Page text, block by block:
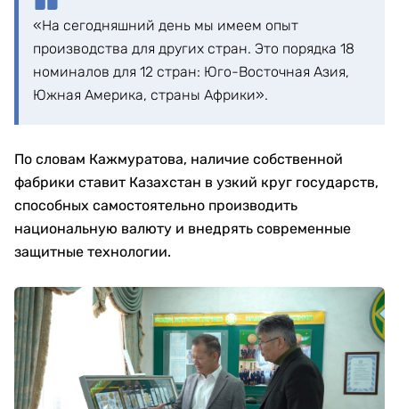
«На сегодняшний день мы имеем опыт
производства для других стран. Это порядка 18
номиналов для 12 стран: Юго-Восточная Азия,
Южная Америка, страны Африки».
По словам Кажмуратова, наличие собственной
фабрики ставит Казахстан в узкий круг государств,
способных самостоятельно производить
национальную валюту и внедрять современные
защитные технологии.